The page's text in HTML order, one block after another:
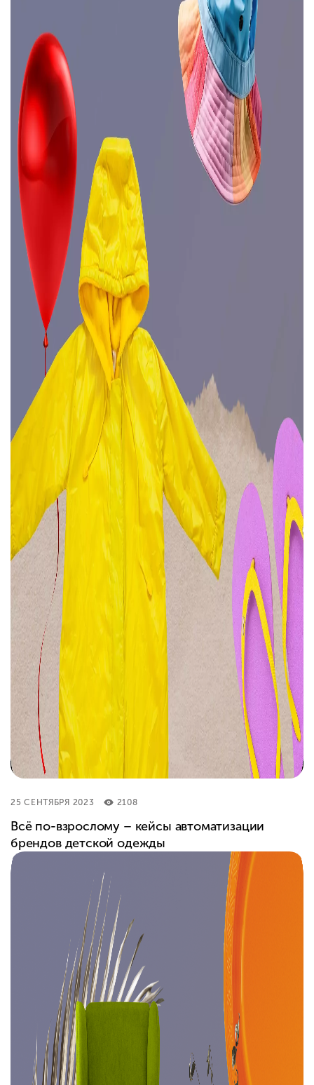
25 СЕНТЯБРЯ 2023 2108
Всё по-взрослому – кейсы автоматизации
брендов детской одежды